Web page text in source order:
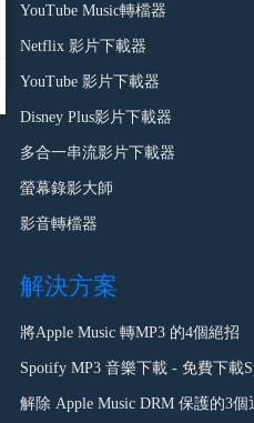
YouTube Music轉檔器
Netflix 影片下載器
YouTube 影片下載器
Disney Plus影片下載器
多合一串流影片下載器
螢幕錄影大師
影音轉檔器
解決方案
將Apple Music 轉MP3 的4個絕招
Spotify MP3 音樂下載 - 免費下載
解除 Apple Music DRM 保護的3個